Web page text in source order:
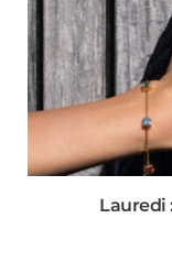
Lauredi